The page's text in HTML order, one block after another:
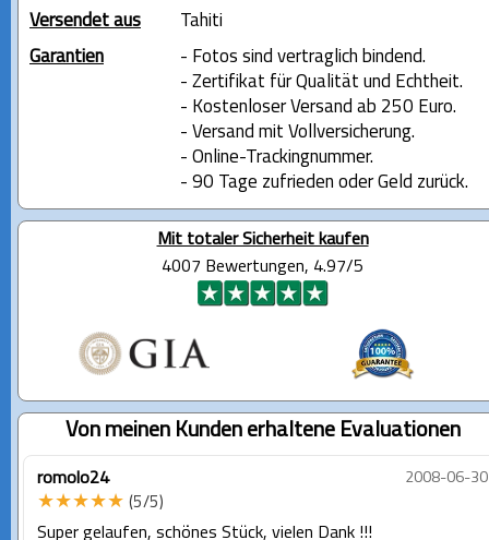
Versendet aus
Tahiti
Garantien
- Fotos sind vertraglich bindend.
- Zertifikat für Qualität und Echtheit.
- Kostenloser Versand ab 250 Euro.
- Versand mit Vollversicherung.
- Online-Trackingnummer.
- 90 Tage zufrieden oder Geld zurück.
Mit totaler Sicherheit kaufen
4007 Bewertungen, 4.97/5
Von meinen Kunden erhaltene Evaluationen
romolo24 2008-06-30
★★★★★ (5/5)
Super gelaufen, schönes Stück, vielen Dank !!!